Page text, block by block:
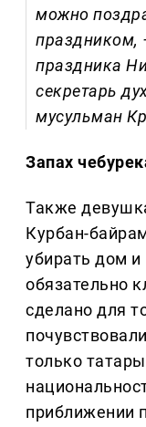
можно
праздником,
праздника
секретарь
мусульман
Запах
Также
Курбан-
убирать дом и
обязательно
сделано для
только
приближении